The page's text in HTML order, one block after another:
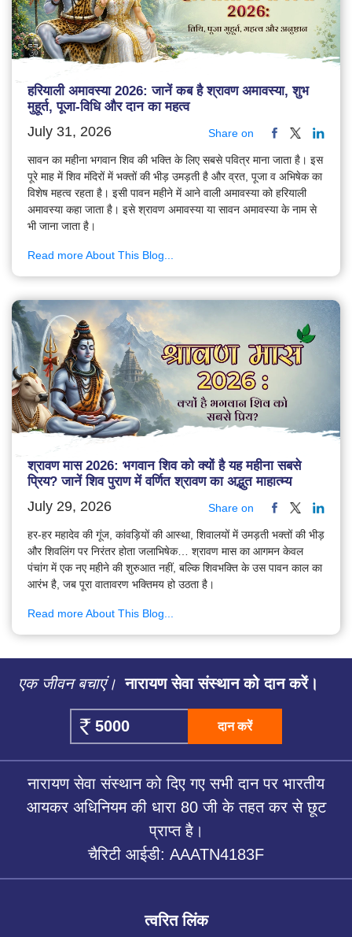
हरियाली अमावस्या 2026: जानें कब है श्रावण अमावस्या, शुभ
मुहूर्त, पूजा-विधि और दान का महत्व
July 31, 2026 Share on
सावन का महीना भगवान शिव की भक्ति के लिए सबसे पवित्र माना जाता है। इस
पूरे माह में शिव मंदिरों में भक्तों की भीड़ उमड़ती है और व्रत, पूजा व अभिषेक का
विशेष महत्व रहता है। इसी पावन महीने में आने वाली अमावस्या को हरियाली
अमावस्या कहा जाता है। इसे श्रावण अमावस्या या सावन अमावस्या के नाम से
भी जाना जाता है।
Read more About This Blog...
श्रावण मास 2026: भगवान शिव को क्यों है यह महीना सबसे
प्रिय? जानें शिव पुराण में वर्णित श्रावण का अद्भुत माहात्म्य
July 29, 2026 Share on
हर-हर महादेव की गूंज, कांवड़ियों की आस्था, शिवालयों में उमड़ती भक्तों की भीड़
और शिवलिंग पर निरंतर होता जलाभिषेक… श्रावण मास का आगमन केवल
पंचांग में एक नए महीने की शुरुआत नहीं, बल्कि शिवभक्ति के उस पावन काल का
आरंभ है, जब पूरा वातावरण भक्तिमय हो उठता है।
Read more About This Blog...
एक जीवन बचाएं। नारायण सेवा संस्थान को दान करें।
दान करें
नारायण सेवा संस्थान को दिए गए सभी दान पर भारतीय
आयकर अधिनियम की धारा 80 जी के तहत कर से छूट
प्राप्त है।
चैरिटी आईडी: AAATN4183F
त्वरित लिंक